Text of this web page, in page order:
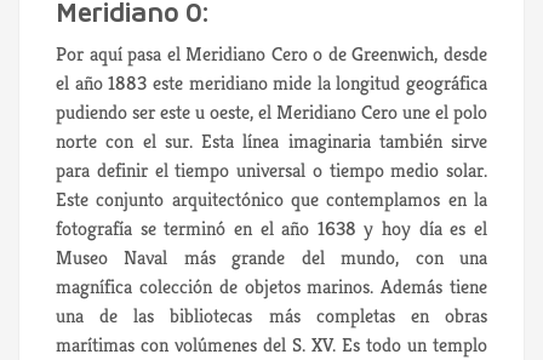
Meridiano 0:
Por aquí pasa el Meridiano Cero o de Greenwich, desde
el año 1883 este meridiano mide la longitud geográfica
pudiendo ser este u oeste, el Meridiano Cero une el polo
norte con el sur. Esta línea imaginaria también sirve
para definir el tiempo universal o tiempo medio solar.
Este conjunto arquitectónico que contemplamos en la
fotografía se terminó en el año 1638 y hoy día es el
Museo Naval más grande del mundo, con una
magnífica colección de objetos marinos. Además tiene
una de las bibliotecas más completas en obras
marítimas con volúmenes del S. XV. Es todo un templo